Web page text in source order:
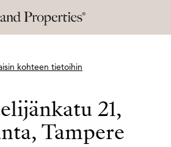
kohteen tietoihin
21,
Tampere